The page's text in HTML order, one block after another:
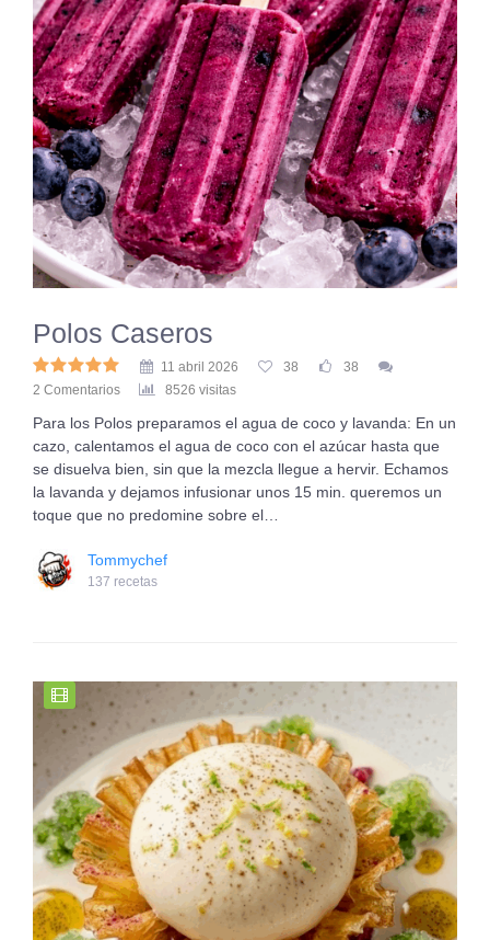
Polos Caseros
11 abril 2026 38
38
2 Comentarios
8526 visitas
Para los Polos preparamos el agua de coco y lavanda: En un
cazo, calentamos el agua de coco con el azúcar hasta que
se disuelva bien, sin que la mezcla llegue a hervir. Echamos
la lavanda y dejamos infusionar unos 15 min. queremos un
toque que no predomine sobre el…
Tommychef
137 recetas